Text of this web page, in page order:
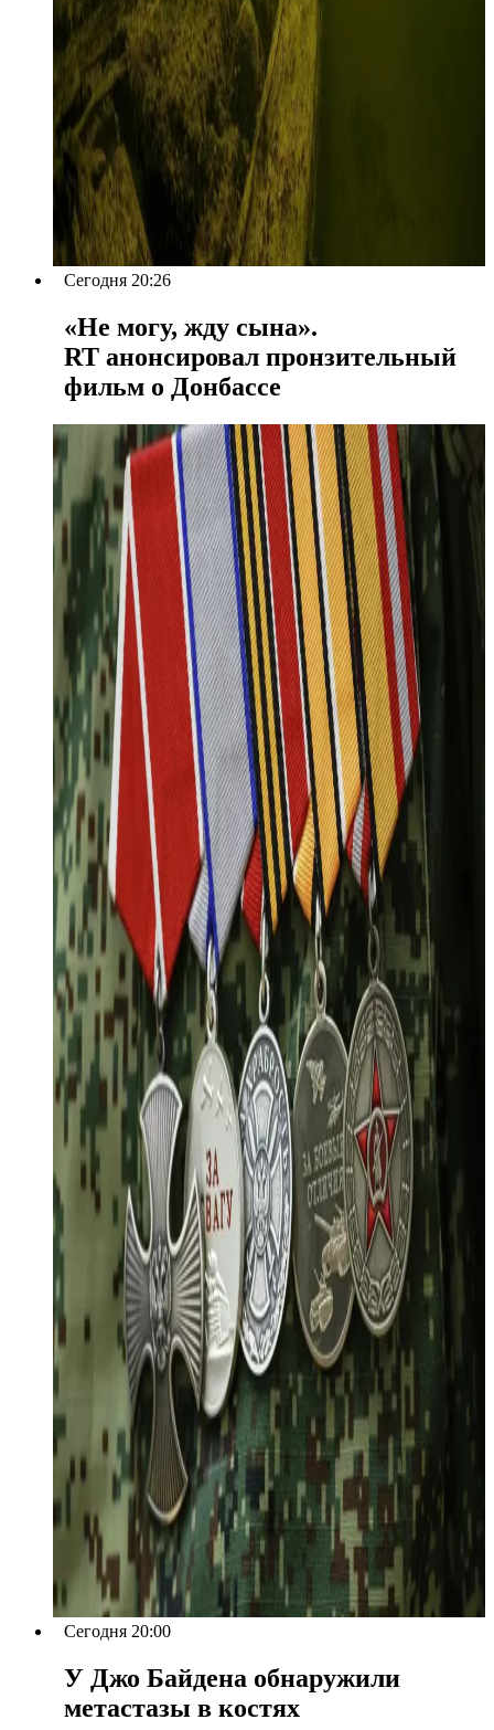
Сегодня 20:26
«Не могу, жду сына».
RT анонсировал пронзительный
фильм о Донбассе
Сегодня 20:00
У Джо Байдена обнаружили
метастазы в костях